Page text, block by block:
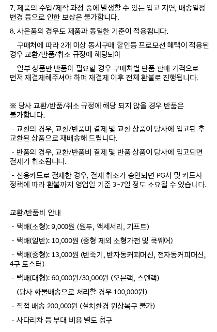
7. 제품의 수입/제작 과정 중에 발생할 수 있는 입고 지연, 배송일정
변경 등으로 인한 보상은 불가합니다.
8. 사은품의 경우도 제품과 동일한 기준이 적용됩니다.
구매처에 따라 2개 이상 동시구매 할인등 프로모션 혜택이 적용된
경우 교환/반품/취소 규정에 해당되어
일부 상품만 반품이 필요할 경우 구매처별 단품 판매 가격으로
먼저 재결제해주셔야 하며 재결제 이후 전체 환불로 진행됩니다.
※ 당사 교환/반품/취소 규정에 해당 되지 않을 경우 반품은
불가합니다.
－교환의 경우, 교환/반품비 결제 및 교환 상품이 당사에 입고된 후
교환된 상품으로 재배송해 드립니다.
－반품의 경우, 교환/반품비 결제 및 반품 상품이 당사에 입고되면
결제가 취소됩니다.
－신용카드로 결제한 경우, 결제 취소가 승인되면 PG사 및 카드사
정책에 따라 환불까지 영업일 기준 3~7일 정도 소요될 수 있습니다.
교환/반품비 안내
－택배(소형): 9,000원 (원두, 액세서리, 기프트)
－택배(일반): 10,000원 (중형 제외 소형가전 및 쿡웨어)
－택배(중형): 13,000원 (반죽기, 반자동커피머신, 전자동커피머신,
4구 토스터)
－택배(대형): 60,000원/30,000원 (오븐랙, 스텐랙)
(당사 화물배송으로 처리할 경우 100,000원)
－직접 배송 200,000원 (설치환경 원상복구 불가)
－사다리차 등 부대 비용 별도 청구